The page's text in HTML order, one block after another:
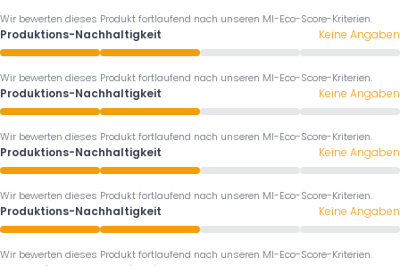
Wir bewerten dieses Produkt fortlaufend nach unseren MI-Eco-Score-Kriterien.
Produktions-Nachhaltigkeit Keine Angaben
Wir bewerten dieses Produkt fortlaufend nach unseren MI-Eco-Score-Kriterien.
Produktions-Nachhaltigkeit Keine Angaben
Wir bewerten dieses Produkt fortlaufend nach unseren MI-Eco-Score-Kriterien.
Produktions-Nachhaltigkeit Keine Angaben
Wir bewerten dieses Produkt fortlaufend nach unseren MI-Eco-Score-Kriterien.
Produktions-Nachhaltigkeit Keine Angaben
Wir bewerten dieses Produkt fortlaufend nach unseren MI-Eco-Score-Kriterien.